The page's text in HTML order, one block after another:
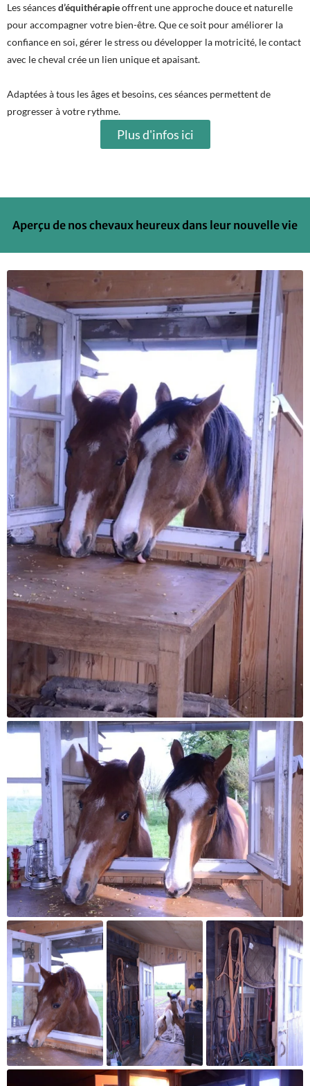
Les séancesd’équithérapieoffrent une approche douce et naturelle
pour accompagner votre bien-être. Que ce soit pour améliorer la
confiance en soi, gérer le stress ou développer la motricité, le contact
avec le cheval crée un lien unique et apaisant.
Adaptées à tous les âges et besoins, ces séances permettent de
progresser à votre rythme.
Plus d'infos ici
Aperçu de nos chevaux heureux dans leur nouvelle vie